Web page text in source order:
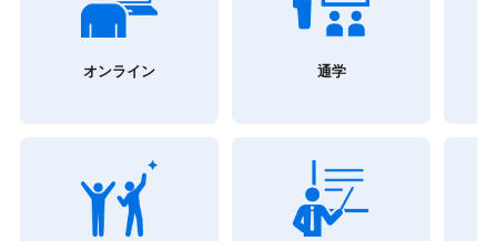
オンライン 通学